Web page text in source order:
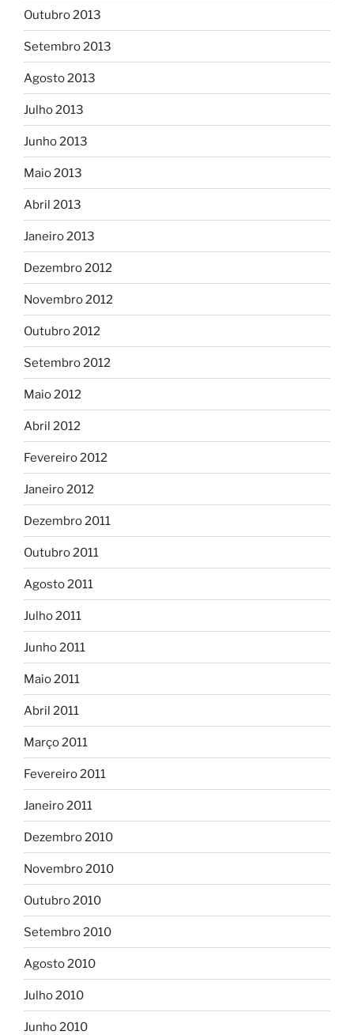
Outubro 2013
Setembro 2013
Agosto 2013
Julho 2013
Junho 2013
Maio 2013
Abril 2013
Janeiro 2013
Dezembro 2012
Novembro 2012
Outubro 2012
Setembro 2012
Maio 2012
Abril 2012
Fevereiro 2012
Janeiro 2012
Dezembro 2011
Outubro 2011
Agosto 2011
Julho 2011
Junho 2011
Maio 2011
Abril 2011
Março 2011
Fevereiro 2011
Janeiro 2011
Dezembro 2010
Novembro 2010
Outubro 2010
Setembro 2010
Agosto 2010
Julho 2010
Junho 2010